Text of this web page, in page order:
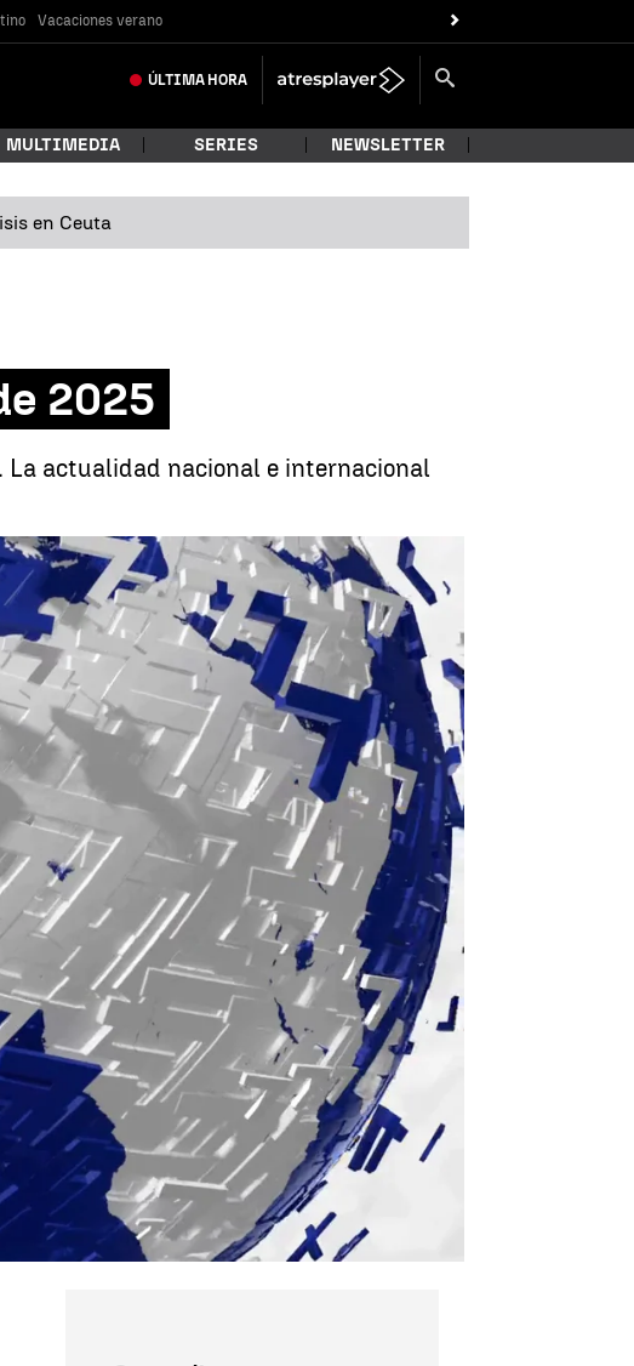
Vacaciones verano
ÚLTIMA HORA
MULTIMEDIA SERIES NEWSLETTER
en Ceuta
2025
actualidad nacional e internacional
Noticias de hoy, martes 26 de agosto de 2025